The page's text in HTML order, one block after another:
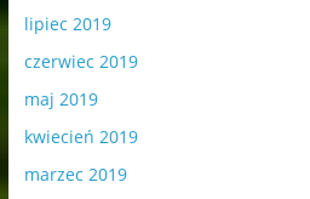
lipiec 2019
czerwiec 2019
maj 2019
kwiecień 2019
marzec 2019